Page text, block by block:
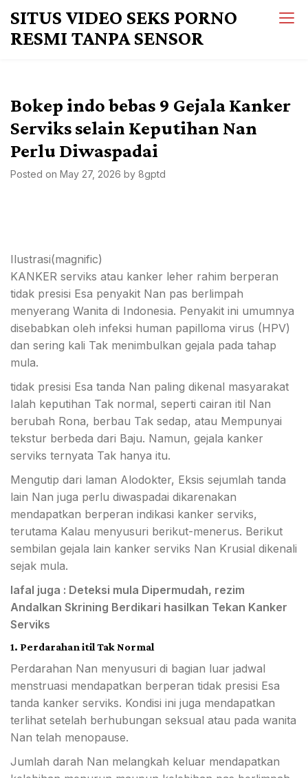
content
SITUS VIDEO SEKS PORNO
RESMI TANPA SENSOR
Bokep indo bebas 9 Gejala Kanker
Serviks selain Keputihan Nan
Perlu Diwaspadai
Posted on May 27, 2026 by 8gptd
Ilustrasi(magnific)
KANKER serviks atau kanker leher rahim berperan
tidak presisi Esa penyakit Nan pas berlimpah
menyerang Wanita di Indonesia. Penyakit ini umumnya
disebabkan oleh infeksi human papilloma virus (HPV)
dan sering kali Tak menimbulkan gejala pada tahap
mula.
tidak presisi Esa tanda Nan paling dikenal masyarakat
Ialah keputihan Tak normal, seperti cairan itil Nan
berubah Rona, berbau Tak sedap, atau Mempunyai
tekstur berbeda dari Baju. Namun, gejala kanker
serviks ternyata Tak hanya itu.
Mengutip dari laman Alodokter, Eksis sejumlah tanda
lain Nan juga perlu diwaspadai dikarenakan
mendapatkan berperan indikasi kanker serviks,
terutama Kalau menyusuri berikut-menerus. Berikut
sembilan gejala lain kanker serviks Nan Krusial dikenali
sejak mula.
lafal juga : Deteksi mula Dipermudah, rezim
Andalkan Skrining Berdikari hasilkan Tekan Kanker
Serviks
1. Perdarahan itil Tak Normal
Perdarahan Nan menyusuri di bagian luar jadwal
menstruasi mendapatkan berperan tidak presisi Esa
tanda kanker serviks. Kondisi ini juga mendapatkan
terlihat setelah berhubungan seksual atau pada wanita
Nan telah menopause.
Jumlah darah Nan melangkah keluar mendapatkan